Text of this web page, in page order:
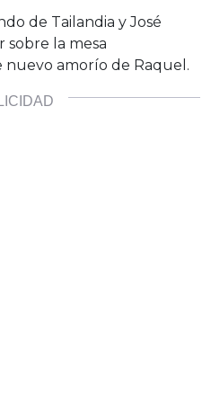
de Tailandia y José
la mesa
amorío de Raquel.